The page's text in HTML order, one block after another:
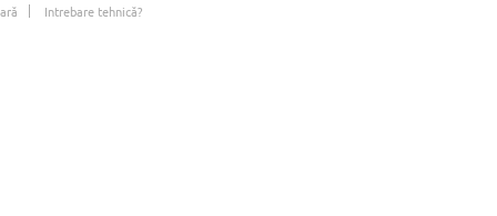
Intrebare tehnică?